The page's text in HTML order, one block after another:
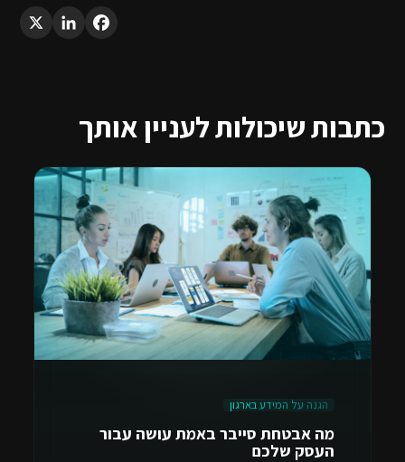
Facebook
LinkedIn
X
כתבות שיכולות לעניין אותך
הגנה על המידע בארגון
מה אבטחת סייבר באמת עושה עבור
העסק שלכם